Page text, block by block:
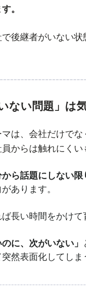
。
後継者がいない
ない問題」は
は、会社だけで
からは触れにくい
ら話題にしない
あります。
長い時間をかけ
に、次がいない」
然表面化してし